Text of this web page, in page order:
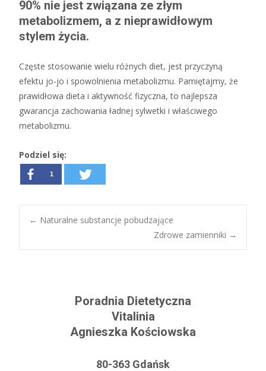
90% nie jest związana ze złym
metabolizmem, a z nieprawidłowym
stylem życia.
Częste stosowanie wielu różnych diet, jest przyczyną
efektu jo-jo i spowolnienia metabolizmu. Pamiętajmy, że
prawidłowa dieta i aktywność fizyczna, to najlepsza
gwarancja zachowania ładnej sylwetki i właściwego
metabolizmu.
Podziel się:
1
Post navigation
← Naturalne substancje pobudzające
Zdrowe zamienniki →
Poradnia Dietetyczna
Vitalinia
Agnieszka Kościowska
80-363 Gdańsk